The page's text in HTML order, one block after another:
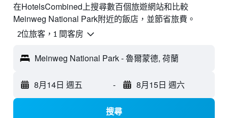
在HotelsCombined上搜尋數百個旅遊網站和比較
Meinweg National Park附近的飯店，並節省旅費。
2位旅客，1 間客房
Meinweg National Park - 魯爾蒙德, 荷蘭
8月14日 週五 - 8月15日 週六
搜尋